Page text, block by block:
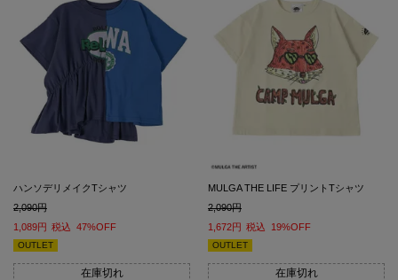
ハンソデリメイクTシャツ
2,090
1,089
税込 47%OFF
OUTLET
在庫切れ
MULGA THE LIFE プリントTシャツ
2,090
1,672
税込 19%OFF
OUTLET
在庫切れ